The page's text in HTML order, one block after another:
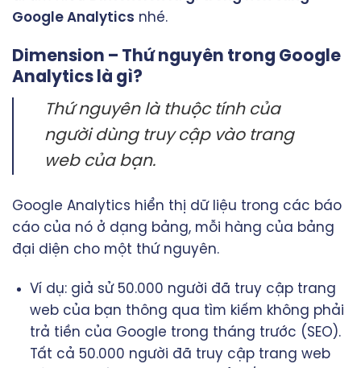
Google Analytics nhé.
Dimension – Thứ nguyên trong Google
Analytics là gì?
Thứ nguyên là thuộc tính của
người dùng truy cập vào trang
web của bạn.
Google Analytics hiển thị dữ liệu trong các báo
cáo của nó ở dạng bảng, mỗi hàng của bảng
đại diện cho một thứ nguyên.
Ví dụ: giả sử 50.000 người đã truy cập trang
web của bạn thông qua tìm kiếm không phải
trả tiền của Google trong tháng trước (SEO).
Tất cả 50.000 người đã truy cập trang web